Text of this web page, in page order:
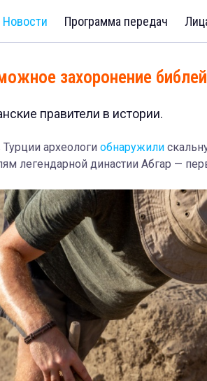
Новости Программа передач
захоронение
правители в истории.
археологи обнаружили
легендарной династии Абгар —